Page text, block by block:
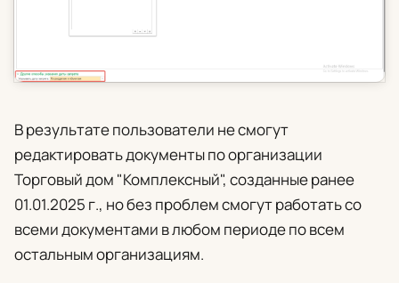
В результате пользователи не смогут
редактировать документы по организации
Торговый дом "Комплексный", созданные ранее
01.01.2025 г., но без проблем смогут работать со
всеми документами в любом периоде по всем
остальным организациям.